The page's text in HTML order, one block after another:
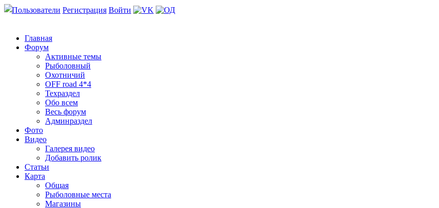
Пользователи Регистрация Войти
Главная
Форум
Активные темы
Рыболовный
Охотничий
OFF road 4*4
Техраздел
Обо всем
Весь форум
Админраздел
Фото
Видео
Галерея видео
Добавить ролик
Статьи
Карта
Общая
Рыболовные места
Магазины